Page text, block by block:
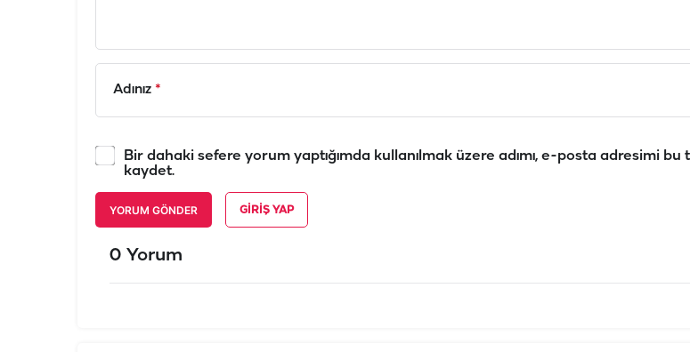
Adınız *
Bir dahaki sefere yorum yaptığımda kullanılmak üzere adımı, e-posta adresimi bu
kaydet.
YORUM GÖNDER GIRIŞ YAP
0 Yorum